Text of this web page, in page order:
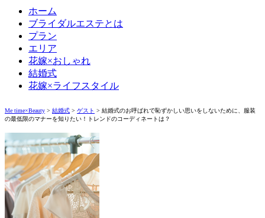
ホーム
ブライダルエステとは
プラン
エリア
花嫁×おしゃれ
結婚式
花嫁×ライフスタイル
Me time×Beauty > 結婚式 > ゲスト > 結婚式のお呼ばれで恥ずかしい思いをしないために、服装
の最低限のマナーを知りたい！トレンドのコーディネートは？